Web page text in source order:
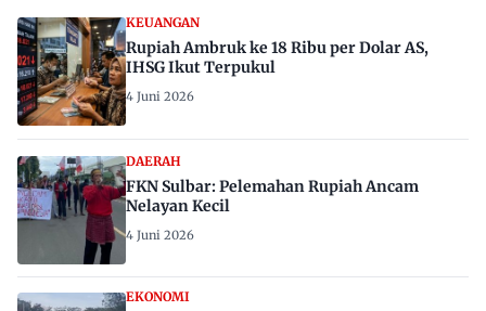
KEUANGAN
Rupiah Ambruk ke 18 Ribu per Dolar AS,
IHSG Ikut Terpukul
4 Juni 2026
DAERAH
FKN Sulbar: Pelemahan Rupiah Ancam
Nelayan Kecil
4 Juni 2026
EKONOMI